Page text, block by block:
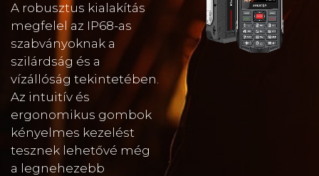
A robusztus kialakítás
megfelel az IP68-as
szabványoknak a
szilárdság és a
vízállóság tekintetében.
Az intuitív és
ergonomikus gombok
kényelmes kezelést
tesznek lehetővé még
a legnehezebb